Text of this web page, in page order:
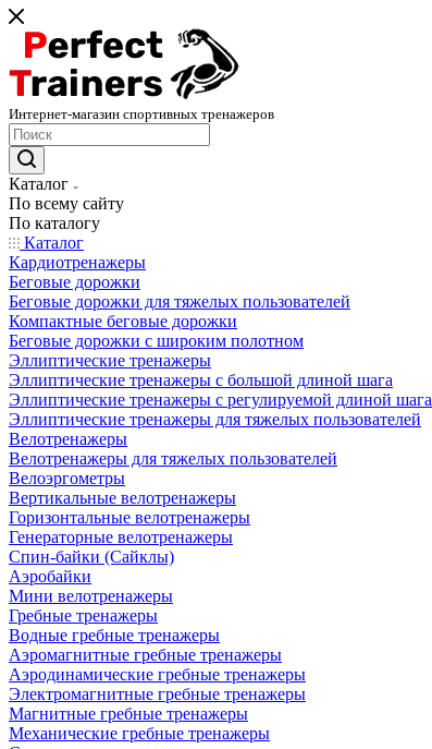
Интернет-магазин спортивных тренажеров
Каталог
По всему сайту
По каталогу
Каталог
Кардиотренажеры
Беговые дорожки
Беговые дорожки для тяжелых пользователей
Компактные беговые дорожки
Беговые дорожки с широким полотном
Эллиптические тренажеры
Эллиптические тренажеры с большой длиной шага
Эллиптические тренажеры с регулируемой длиной шага
Эллиптические тренажеры для тяжелых пользователей
Велотренажеры
Велотренажеры для тяжелых пользователей
Велоэргометры
Вертикальные велотренажеры
Горизонтальные велотренажеры
Генераторные велотренажеры
Спин-байки (Сайклы)
Аэробайки
Мини велотренажеры
Гребные тренажеры
Водные гребные тренажеры
Аэромагнитные гребные тренажеры
Аэродинамические гребные тренажеры
Электромагнитные гребные тренажеры
Магнитные гребные тренажеры
Механические гребные тренажеры